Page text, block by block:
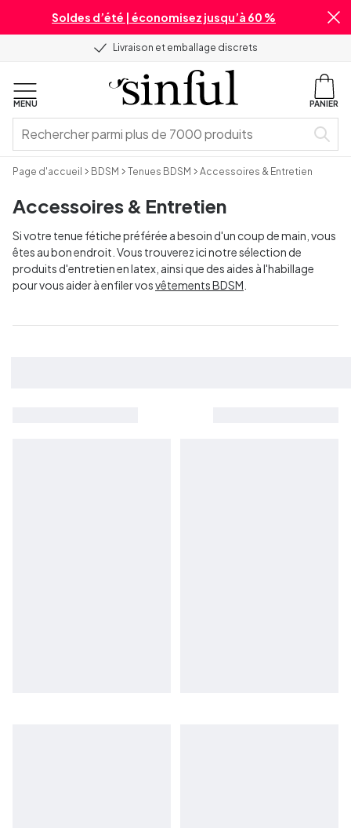
Soldes d’été | économisez jusqu’à 60 %
Livraison et emballage discrets
MENU PANIER
Page d'accueil BDSM Tenues BDSM Accessoires & Entretien
Accessoires & Entretien
Si votre tenue fétiche préférée a besoin d'un coup de main, vous
êtes au bon endroit. Vous trouverez ici notre sélection de
produits d'entretien en latex, ainsi que des aides à l'habillage
pour vous aider à enfiler vosvêtements BDSM